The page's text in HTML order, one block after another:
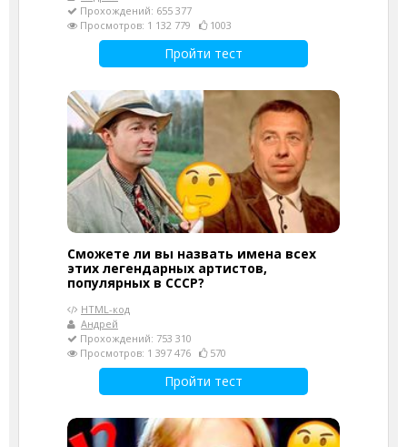
Прохождений: 655 377
Просмотров: 1 132 779
1003
Пройти тест
Сможете ли вы назвать имена всех
этих легендарных артистов,
популярных в СССР?
HTML-код
Андрей
Прохождений: 753 310
Просмотров: 1 397 476
570
Пройти тест